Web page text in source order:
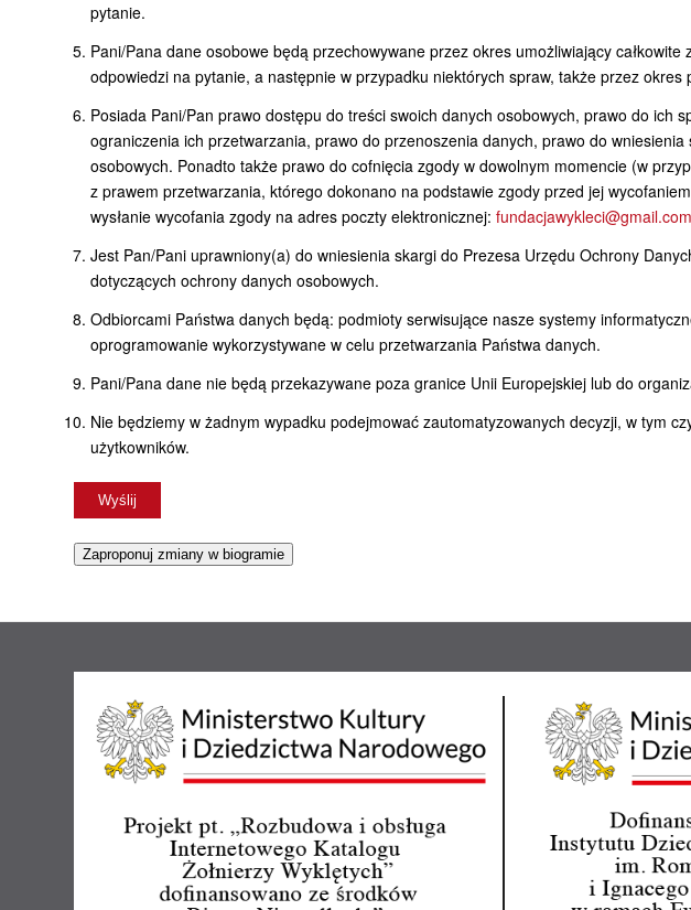
pytanie.
Pani/Pana dane osobowe będą przechowywane przez okres umożliwiający
odpowiedzi na pytanie, a następnie w przypadku niektórych spraw, także przez
Posiada Pani/Pan prawo dostępu do treści swoich danych osobowych, prawo do ich
ograniczenia ich przetwarzania, prawo do przenoszenia danych, prawo do
osobowych. Ponadto także prawo do cofnięcia zgody w dowolnym momencie (w
z prawem przetwarzania, którego dokonano na podstawie zgody przed jej
wysłanie wycofania zgody na adres poczty elektronicznej: fundacjawykleci@gmail.com
Jest Pan/Pani uprawniony(a) do wniesienia skargi do Prezesa Urzędu Ochrony
dotyczących ochrony danych osobowych.
Odbiorcami Państwa danych będą: podmioty serwisujące nasze systemy
oprogramowanie wykorzystywane w celu przetwarzania Państwa danych.
Pani/Pana dane nie będą przekazywane poza granice Unii Europejskiej lub do
Nie będziemy w żadnym wypadku podejmować zautomatyzowanych decyzji, w tym
użytkowników.
Zaproponuj zmiany w biogramie